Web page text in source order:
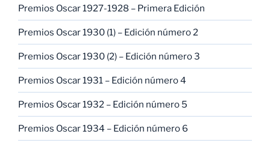
Premios Oscar 1927-1928 – Primera Edición
Premios Oscar 1930 (1) – Edición número 2
Premios Oscar 1930 (2) – Edición número 3
Premios Oscar 1931 – Edición número 4
Premios Oscar 1932 – Edición número 5
Premios Oscar 1934 – Edición número 6